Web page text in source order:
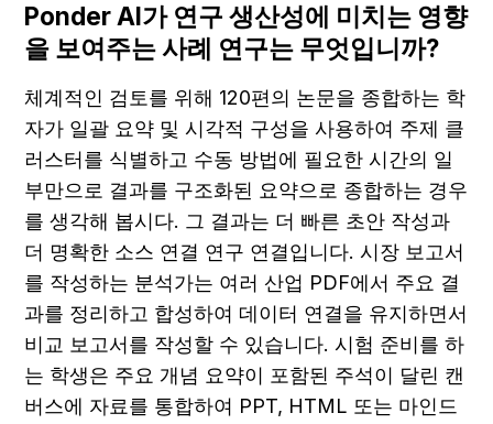
Ponder AI가 연구 생산성에 미치는 영향
을 보여주는 사례 연구는 무엇입니까?
체계적인 검토를 위해 120편의 논문을 종합하는 학
자가 일괄 요약 및 시각적 구성을 사용하여 주제 클
러스터를 식별하고 수동 방법에 필요한 시간의 일
부만으로 결과를 구조화된 요약으로 종합하는 경우
를 생각해 봅시다. 그 결과는 더 빠른 초안 작성과
더 명확한 소스 연결 연구 연결입니다. 시장 보고서
를 작성하는 분석가는 여러 산업 PDF에서 주요 결
과를 정리하고 합성하여 데이터 연결을 유지하면서
비교 보고서를 작성할 수 있습니다. 시험 준비를 하
는 학생은 주요 개념 요약이 포함된 주석이 달린 캔
버스에 자료를 통합하여 PPT, HTML 또는 마인드